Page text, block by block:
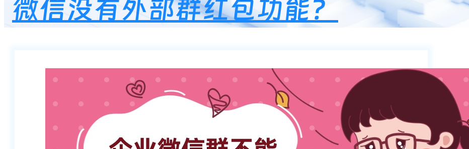
微信没有外部群红包功能？